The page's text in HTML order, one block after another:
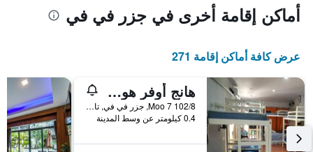
أماكن إقامة أخرى في جزر في في
عرض كافة أماكن إقامة 271
هانج أوفر هوستل
102/8 Moo 7, جزر في في, تايلاند
0.4 كيلومتر عن وسط المدينة